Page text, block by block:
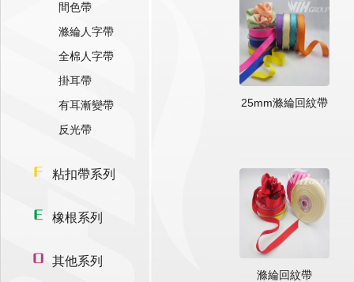
間色帶
滌綸人字帶
全棉人字帶
掛耳帶
有耳漸變帶
反光帶
粘扣帶系列
橡根系列
其他系列
25mm滌綸回紋帶
滌綸回紋帶